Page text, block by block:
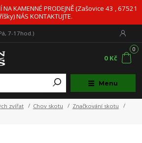
NA KAMENNÉ PRODEJNĚ (Zašovice 43 , 67521
NÁS KONTAKTUJTE.
Menu
7-17hod.)
0
0 Kč
zvířat Chov skotu
Značkování skotu